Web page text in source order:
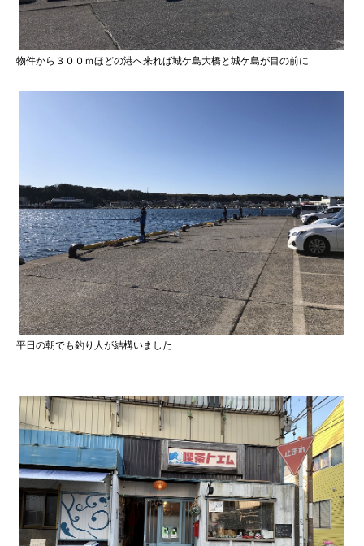
物件から３００ｍほどの港へ来れば城ケ島大橋と城ケ島が目の前に
平日の朝でも釣り人が結構いました